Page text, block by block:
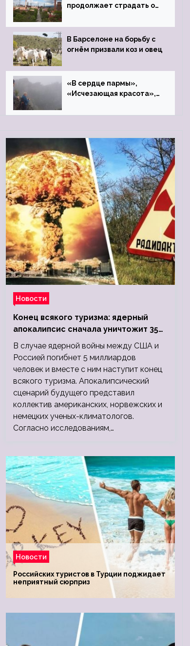
продолжает страдать от
завода
В Барселоне на борьбу с
огнём призвали коз и овец
«В сердце пармы»,
«Исчезающая красота»,
Новости
Конец всякого туризма: ядерный
апокалипсис сначала уничтожит 350
миллионов, а потом 5 миллиардов
людей
В случае ядерной войны между США и
Россией погибнет 5 миллиардов
человек и вместе с ним наступит конец
всякого туризма. Апокалипсический
сценарий будущего представил
коллектив американских, норвежских и
немецких ученых-климатологов.
Согласно исследованиям,…
Новости
Российских туристов в Турции поджидает
неприятный сюрприз